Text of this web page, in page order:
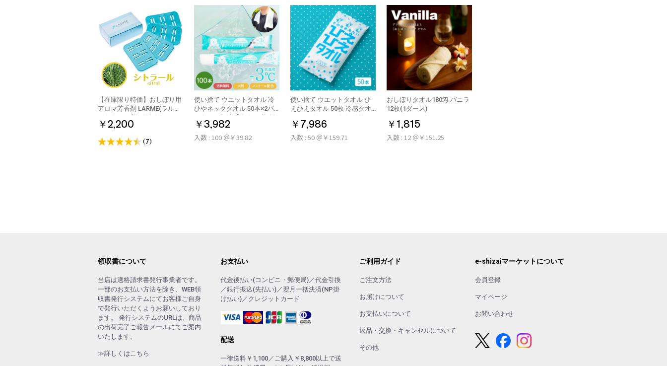
【在庫限り特価】おしぼり用
アロマ芳香剤 LARME(ラルム)
シトラール 旧デザイン
￥2,200
(7)
使い捨て ウエットタオル 冷
ひやネックタオル 50本×2パ
ック 100本 冷感タオル 首 個
包装 日本製 大判
￥3,982
入数 : 100 ＠￥39.82
使い捨て ウエットタオル ひ
えひえタオル 50枚 冷感タオ
ル ミント アロマおしぼり
￥7,986
入数 : 50 ＠￥159.71
おしぼりタオル180匁 バニラ
12枚(1ダース)
￥1,815
入数 : 12 ＠￥151.25
領収書について
当店は適格請求書発行事業者です。
一部のお支払い方法を除き、WEB領
収書発行システムにてお客様ご自身
で発行いただくようお願いしており
ます。 発行システムのURLは、商品
の出荷完了ご報告メールにてご案内
いたします。
≫詳しくはこちら
お支払い
代金後払い(コンビニ・郵便局)／代金引換
／銀行振込(先払い)／翌月一括決済(NP掛
け払い)／クレジットカード
配送
一律送料￥1,100／ご購入￥8,800以上で送
ご利用ガイド
ご注文方法
お届けについて
お支払いについて
返品・交換・キャンセルについて
その他
e-shizaiマーケットについて
会員登録
マイページ
お問い合わせ